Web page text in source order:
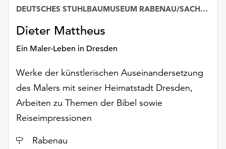
Dieter Mattheus
Ein Maler-Leben in Dresden
DEUTSCHES STUHLBAUMUSEUM RABENAU/SACHSEN
Werke der künstlerischen Auseinandersetzung
des Malers mit seiner Heimatstadt Dresden,
Arbeiten zu Themen der Bibel sowie
Reiseimpressionen
Ort
Rabenau